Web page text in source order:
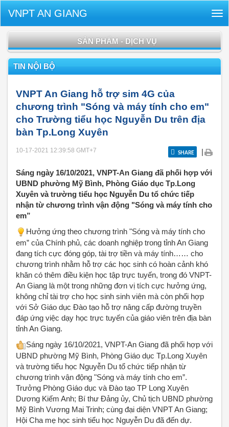
VNPT AN GIANG
SẢN PHẨM - DỊCH VỤ
TIN NỘI BỘ
VNPT An Giang hỗ trợ sim 4G của
chương trình "Sóng và máy tính cho em"
cho Trường tiểu học Nguyễn Du trên địa
bàn Tp.Long Xuyên
10-17-2021 12:39:58 GMT+7 SHARE |
Sáng ngày 16/10/2021, VNPT-An Giang đã phối hợp với
UBND phường Mỹ Bình, Phòng Giáo dục Tp.Long
Xuyên và trường tiểu học Nguyễn Du tổ chức tiếp
nhận từ chương trình vận động "Sóng và máy tính cho
em”
Hưởng ứng theo chương trình "Sóng và máy tính cho
em” của Chính phủ, các doanh nghiệp trong tỉnh An Giang
đang tích cực đóng góp, tài trợ tiền và máy tính…… cho
chương trình nhằm hỗ trợ các học sinh có hoàn cảnh khó
khăn có thêm điều kiện học tập trực tuyến, trong đó VNPT-
An Giang là một trong những đơn vị tích cực hưởng ứng,
không chỉ tài trợ cho học sinh sinh viên mà còn phối hợp
với Sở Giáo dục Đào tạo hỗ trợ nâng cấp đường truyền
đáp ứng việc dạy học trực tuyến của giáo viên trên địa bàn
tỉnh An Giang.
Sáng ngày 16/10/2021, VNPT-An Giang đã phối hợp với
UBND phường Mỹ Bình, Phòng Giáo dục Tp.Long Xuyên
và trường tiểu học Nguyễn Du tổ chức tiếp nhận từ
chương trình vận động "Sóng và máy tính cho em”.
Trưởng Phòng Giáo dục và Đào tạo TP Long Xuyên
Dương Kiếm Anh; Bí thư Đảng ủy, Chủ tịch UBND phường
Mỹ Bình Vương Mai Trinh; cùng đại diện VNPT An Giang;
Hội Cha mẹ học sinh tiểu học Nguyễn Du đã đến dự.